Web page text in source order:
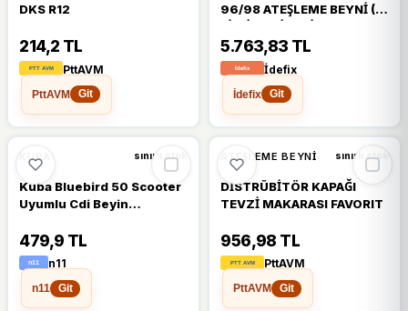
DKS R12
214,2 TL
PttAVM
PttAVM
Git
96/98 ATEŞLEME BEYNİ (4
(CB3/CB7/CB8 BP1/2/3)
(YOW JUNG)
5.763,83 TL
İdefix
İdefix
Git
KUBA sınırlı stok
Kuba Bluebird 50 Scooter
Uyumlu Cdi Beyin
479,9 TL
n11
n11
Git
ATEŞLEME BEYNI sınırlı stok
DİSTRÜBİTÖR KAPAĞI
TEVZİ MAKARASI FAVORIT
956,98 TL
PttAVM
PttAVM
Git